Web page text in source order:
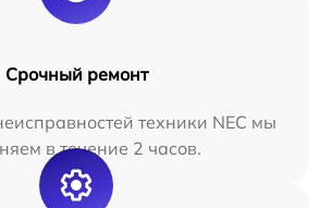
Срочный ремонт
техники NEC мы
в течение 2 часов.